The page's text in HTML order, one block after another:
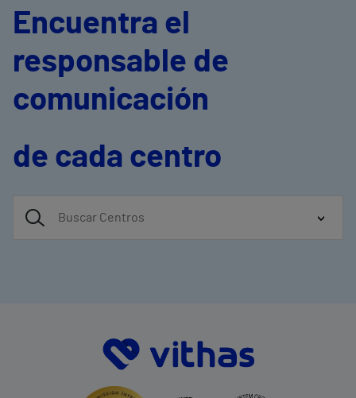
Encuentra el
responsable de
comunicación
de cada centro